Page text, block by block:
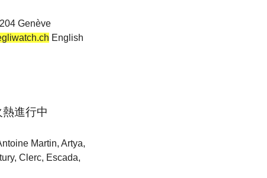
Genève
English
進行中
Martin, Artya,
Clerc, Escada,